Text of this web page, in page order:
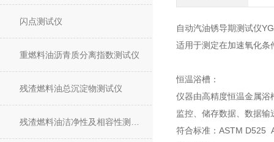
闪点测试仪
重燃料油沥青质分离指数测试仪
残渣燃料油总沉淀物测试仪
自动汽油锈导期测试仪
适用于测定在加速氧化
恒温浴槽：
仪器由高精度恒温金属
监控、储存数据、数据
符合标准：ASTM